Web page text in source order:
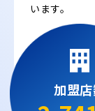
います。
加盟